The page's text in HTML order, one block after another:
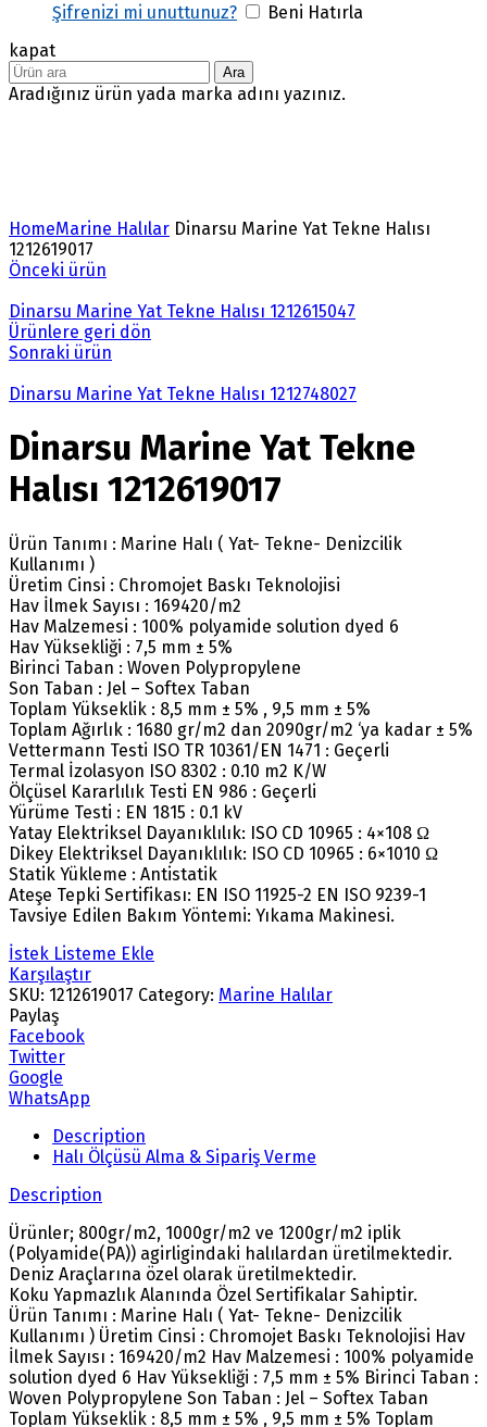
Şifrenizi mi unuttunuz?
Beni Hatırla
kapat
Ara
Aradığınız ürün yada marka adını yazınız.
HomeMarine Halılar Dinarsu Marine Yat Tekne Halısı
1212619017
Önceki ürün
Dinarsu Marine Yat Tekne Halısı 1212615047
Ürünlere geri dön
Sonraki ürün
Dinarsu Marine Yat Tekne Halısı 1212748027
Dinarsu Marine Yat Tekne
Halısı 1212619017
Ürün Tanımı : Marine Halı ( Yat- Tekne- Denizcilik
Kullanımı )
Üretim Cinsi : Chromojet Baskı Teknolojisi
Hav İlmek Sayısı : 169420/m2
Hav Malzemesi : 100% polyamide solution dyed 6
Hav Yüksekliği : 7,5 mm ± 5%
Birinci Taban : Woven Polypropylene
Son Taban : Jel – Softex Taban
Toplam Yükseklik : 8,5 mm ± 5% , 9,5 mm ± 5%
Toplam Ağırlık : 1680 gr/m2 dan 2090gr/m2 ‘ya kadar ± 5%
Vettermann Testi ISO TR 10361/EN 1471 : Geçerli
Termal İzolasyon ISO 8302 : 0.10 m2 K/W
Ölçüsel Kararlılık Testi EN 986 : Geçerli
Yürüme Testi : EN 1815 : 0.1 kV
Yatay Elektriksel Dayanıklılık: ISO CD 10965 : 4×108 Ω
Dikey Elektriksel Dayanıklılık: ISO CD 10965 : 6×1010 Ω
Statik Yükleme : Antistatik
Ateşe Tepki Sertifikası: EN ISO 11925-2 EN ISO 9239-1
Tavsiye Edilen Bakım Yöntemi: Yıkama Makinesi.
İstek Listeme Ekle
Karşılaştır
SKU: 1212619017 Category: Marine Halılar
Paylaş
Facebook
Twitter
Google
WhatsApp
Description
Halı Ölçüsü Alma & Sipariş Verme
Description
Ürünler; 800gr/m2, 1000gr/m2 ve 1200gr/m2 iplik
(Polyamide(PA)) agirligindaki halılardan üretilmektedir.
Deniz Araçlarına özel olarak üretilmektedir.
Koku Yapmazlık Alanında Özel Sertifikalar Sahiptir.
Ürün Tanımı : Marine Halı ( Yat- Tekne- Denizcilik
Kullanımı ) Üretim Cinsi : Chromojet Baskı Teknolojisi Hav
İlmek Sayısı : 169420/m2 Hav Malzemesi : 100% polyamide
solution dyed 6 Hav Yüksekliği : 7,5 mm ± 5% Birinci Taban :
Woven Polypropylene Son Taban : Jel – Softex Taban
Toplam Yükseklik : 8,5 mm ± 5% , 9,5 mm ± 5% Toplam